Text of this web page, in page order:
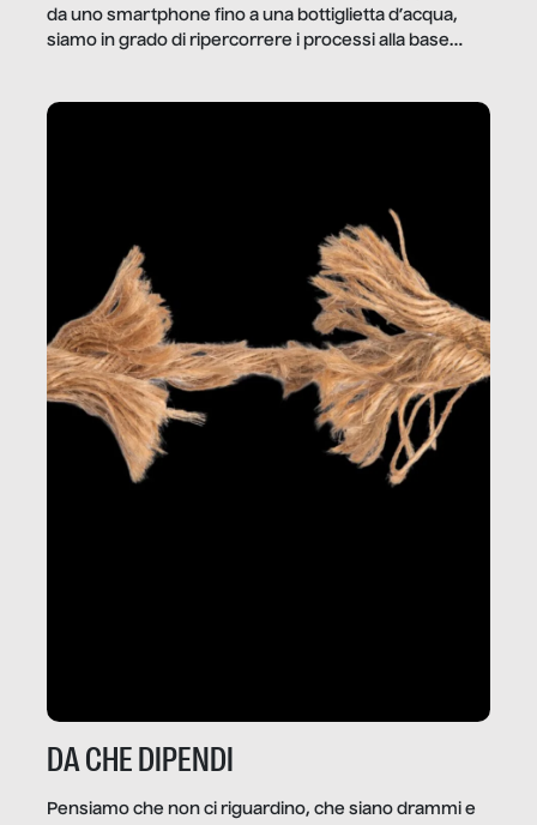
da uno smartphone fino a una bottiglietta d’acqua,
siamo in grado di ripercorrere i processi alla base
dietro gli oggetti e i servizi che fanno la nostra vita
DA CHE DIPENDI
Pensiamo che non ci riguardino, che siano drammi e